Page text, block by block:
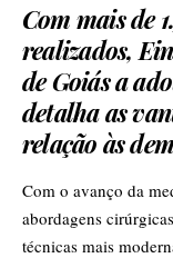
Com mais de
realizados,
de Goiás a
detalha as
relação às
Com o avanço da
abordagens
técnicas mais